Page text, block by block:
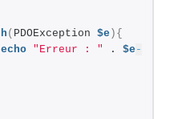
( PDOException $e ){
echo "Erreur : " . $e -